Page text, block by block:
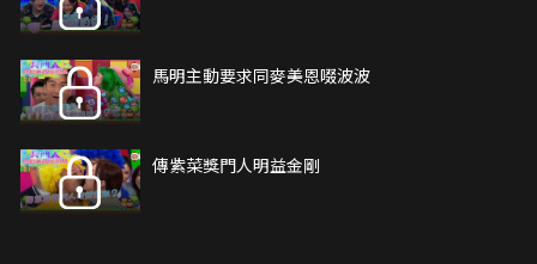
馬明主動要求同麥美恩啜波波
傳紫菜獎門人明益金剛